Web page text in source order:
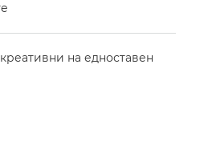
на едноставен